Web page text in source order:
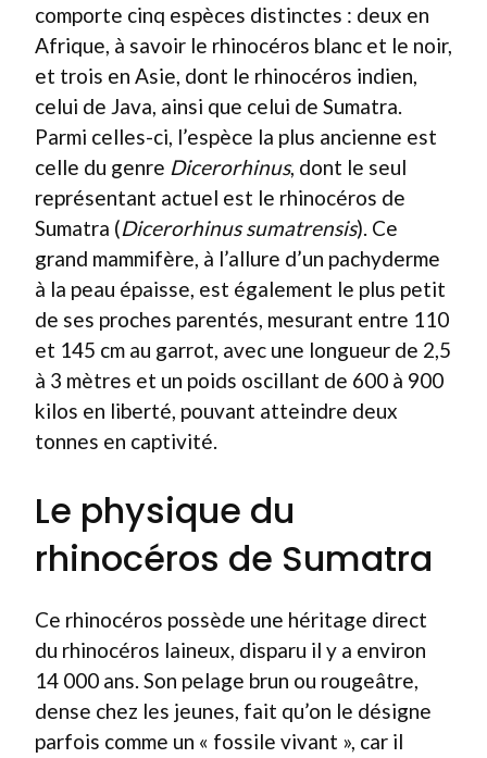
comporte cinq espèces distinctes : deux en
Afrique, à savoir le rhinocéros blanc et le noir,
et trois en Asie, dont le rhinocéros indien,
celui de Java, ainsi que celui de Sumatra.
Parmi celles-ci, l’espèce la plus ancienne est
celle du genre Dicerorhinus, dont le seul
représentant actuel est le rhinocéros de
Sumatra (Dicerorhinus sumatrensis). Ce
grand mammifère, à l’allure d’un pachyderme
à la peau épaisse, est également le plus petit
de ses proches parentés, mesurant entre 110
et 145 cm au garrot, avec une longueur de 2,5
à 3 mètres et un poids oscillant de 600 à 900
kilos en liberté, pouvant atteindre deux
tonnes en captivité.
Le physique du
rhinocéros de Sumatra
Ce rhinocéros possède une héritage direct
du rhinocéros laineux, disparu il y a environ
14 000 ans. Son pelage brun ou rougeâtre,
dense chez les jeunes, fait qu’on le désigne
parfois comme un « fossile vivant », car il